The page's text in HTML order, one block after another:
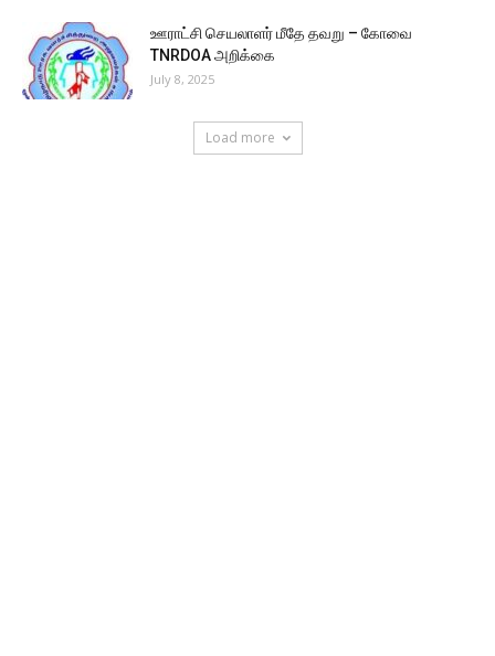
ஊராட்சி செயலாளர் மீதே தவறு – கோவை
TNRDOA அறிக்கை
July 8, 2025
Load more